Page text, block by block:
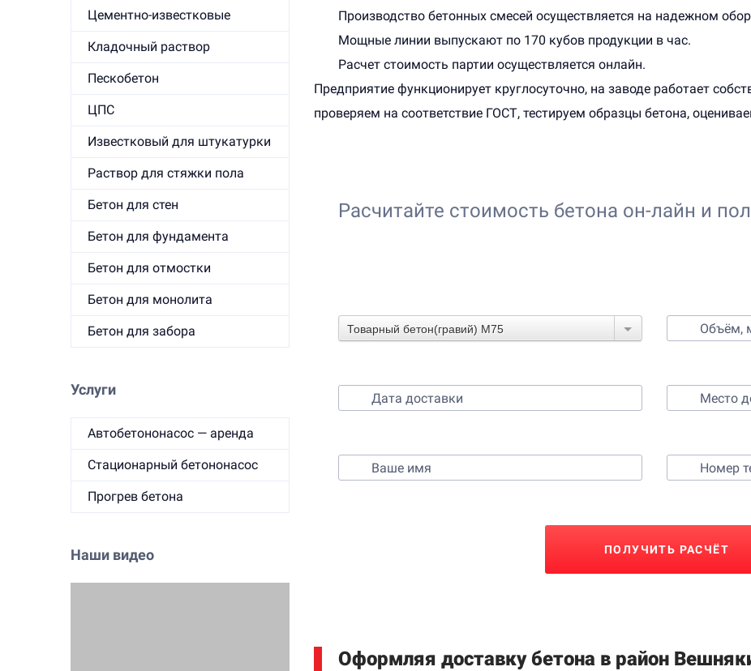
Производство бетонных смесей осуществляется на надежном
Мощные линии выпускают по 170 кубов продукции в час.
Расчет стоимость партии осуществляется онлайн.
Предприятие функционирует круглосуточно, на заводе работает
проверяем на соответствие ГОСТ, тестируем образцы бетона,
Расчитайте стоимость бетона он-лайн и
Товарный бетон(гравий) М75
ПОЛУЧИТЬ РАСЧЁТ
Оформляя доставку бетона в район
Цементно-известковые
Кладочный раствор
Пескобетон
ЦПС
Известковый для штукатурки
Раствор для стяжки пола
Бетон для стен
Бетон для фундамента
Бетон для отмостки
Бетон для монолита
Бетон для забора
Услуги
Автобетононасос — аренда
Стационарный бетононасос
Прогрев бетона
Наши видео